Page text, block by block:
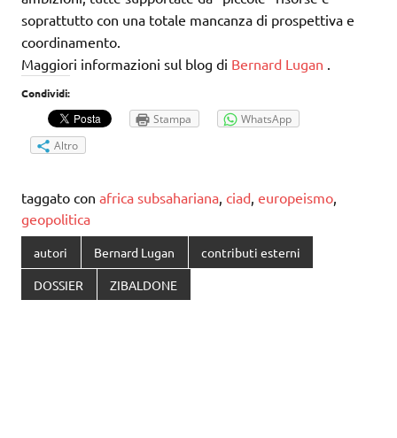
soprattutto con una totale mancanza di prospettiva e
coordinamento.
Maggiori informazioni sul blog di Bernard Lugan .
Condividi:
Stampa
WhatsApp
Altro
taggato con africa subsahariana, ciad, europeismo,
geopolitica
autori Bernard Lugan contributi esterni
DOSSIER ZIBALDONE